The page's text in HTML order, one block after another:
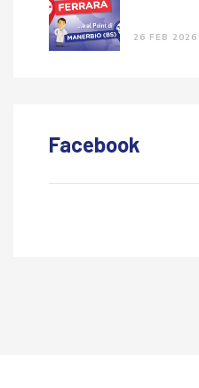
26 FEB 2026
Facebook